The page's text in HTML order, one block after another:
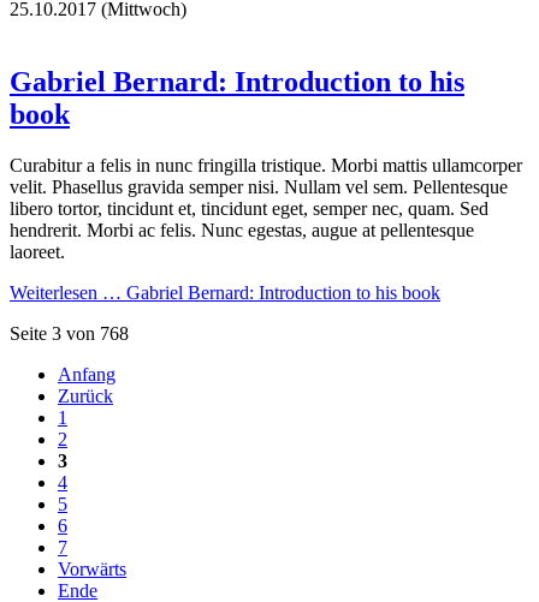
25.10.2017 (Mittwoch)
Gabriel Bernard: Introduction to his
book
Curabitur a felis in nunc fringilla tristique. Morbi mattis ullamcorper
velit. Phasellus gravida semper nisi. Nullam vel sem. Pellentesque
libero tortor, tincidunt et, tincidunt eget, semper nec, quam. Sed
hendrerit. Morbi ac felis. Nunc egestas, augue at pellentesque
laoreet.
Weiterlesen … Gabriel Bernard: Introduction to his book
Seite 3 von 768
Anfang
Zurück
1
2
3
4
5
6
7
Vorwärts
Ende